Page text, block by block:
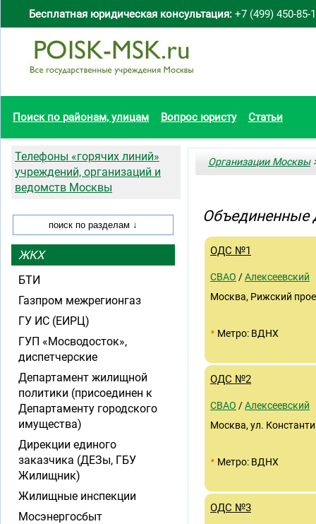
Бесплатная юридическая консультация: +7 (499) 450-85-
Поиск по районам, улицам Вопрос юристу Статьи
Организации Москвы
Объединенные
ОДС №1
СВАО /Алексеевский
Москва, Рижский
• Метро: ВДНХ
ОДС №2
СВАО /Алексеевский
Москва, ул.
• Метро: ВДНХ
ОДС №3
Телефоны «горячих линий»
учреждений, организаций и
ведомств Москвы
ЖКХ
БТИ
Газпром межрегионгаз
ГУ ИС (ЕИРЦ)
ГУП «Мосводосток»,
диспетчерские
Департамент жилищной
политики (присоединен к
Департаменту городского
имущества)
Дирекции единого
заказчика (ДЕЗы, ГБУ
Жилищник)
Жилищные инспекции
Мосэнергосбыт